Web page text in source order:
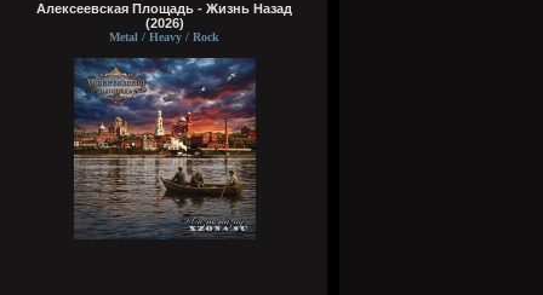
Алексеевская Площадь - Жизнь Назад
(2026)
Metal / Heavy / Rock